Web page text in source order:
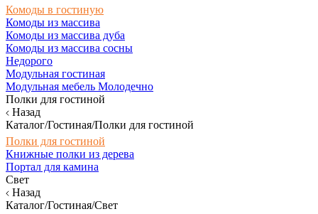
Комоды в гостиную
Комоды из массива
Комоды из массива дуба
Комоды из массива сосны
Недорого
Модульная гостиная
Модульная мебель Молодечно
Полки для гостиной
Назад
Каталог/Гостиная/Полки для гостиной
Полки для гостиной
Книжные полки из дерева
Портал для камина
Свет
Назад
Каталог/Гостиная/Свет